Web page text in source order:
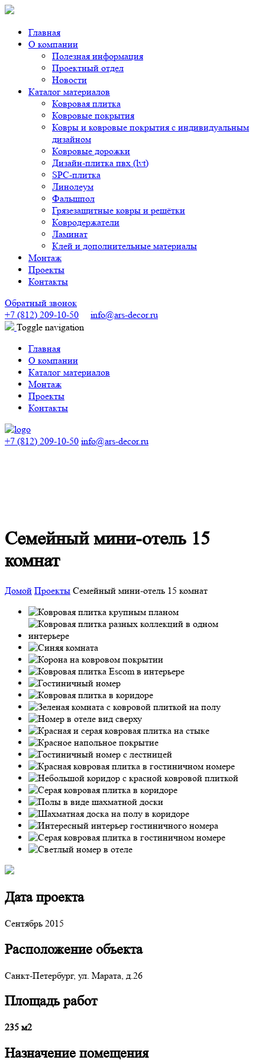
Главная
О компании
Полезная информация
Проектный отдел
Новости
Каталог материалов
Ковровая плитка
Ковровые покрытия
Ковры и ковровые покрытия с индивидуальным
дизайном
Ковровые дорожки
Дизайн-плитка пвх (lvt)
SPC-плитка
Линолеум
Фальшпол
Грязезащитные ковры и решётки
Ковродержатели
Ламинат
Клей и дополнительные материалы
Монтаж
Проекты
Контакты
Обратный звонок
+7 (812) 209-10-50
info@ars-decor.ru
Toggle navigation
Главная
О компании
Каталог материалов
Монтаж
Проекты
Контакты
+7 (812) 209-10-50 info@ars-decor.ru
Семейный мини-отель 15
комнат
Домой Проекты Семейный мини-отель 15 комнат
Дата проекта
Сентябрь 2015
Расположение объекта
Санкт-Петербург, ул. Марата, д.26
Площадь работ
235 м2
Назначение помещения